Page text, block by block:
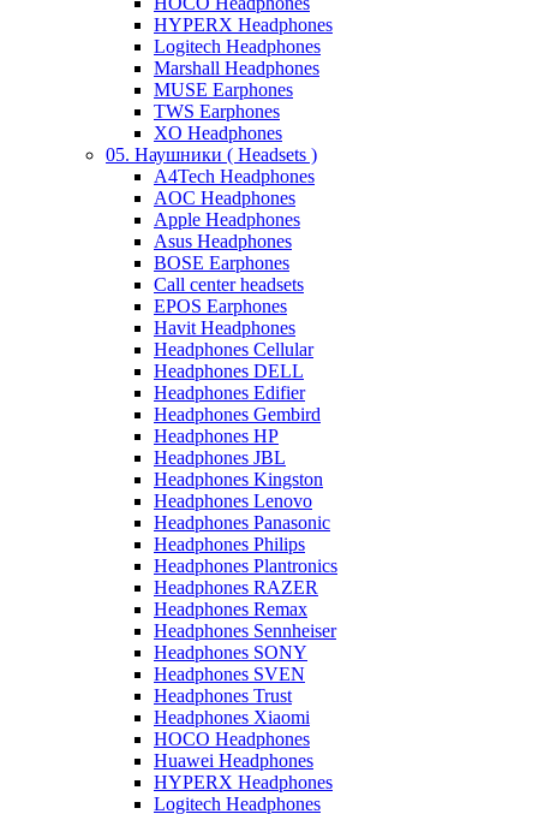
HYPERX Headphones
Logitech Headphones
Marshall Headphones
MUSE Earphones
TWS Earphones
XO Headphones
05. Наушники ( Headsets )
A4Tech Headphones
AOC Headphones
Apple Headphones
Asus Headphones
BOSE Earphones
Call center headsets
EPOS Earphones
Havit Headphones
Headphones Cellular
Headphones DELL
Headphones Edifier
Headphones Gembird
Headphones HP
Headphones JBL
Headphones Kingston
Headphones Lenovo
Headphones Panasonic
Headphones Philips
Headphones Plantronics
Headphones RAZER
Headphones Remax
Headphones Sennheiser
Headphones SONY
Headphones SVEN
Headphones Trust
Headphones Xiaomi
HOCO Headphones
Huawei Headphones
HYPERX Headphones
Logitech Headphones